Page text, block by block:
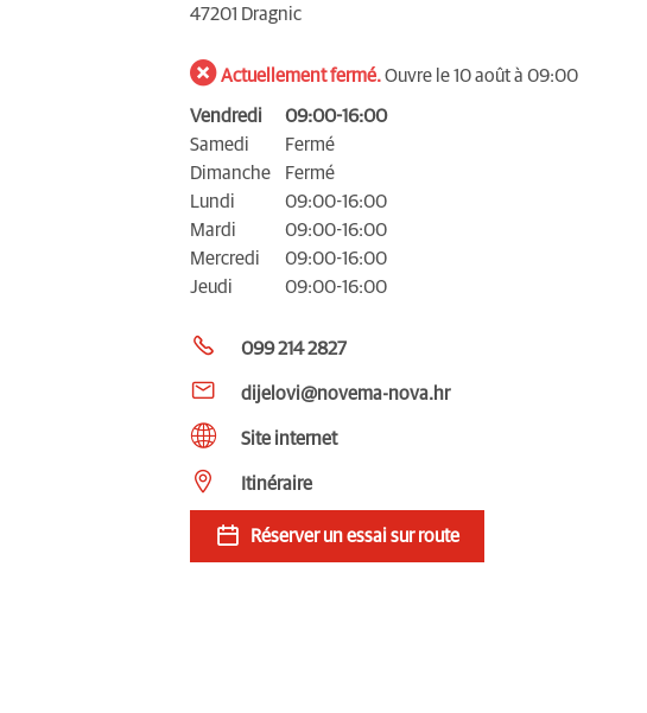
47201 Dragnic
Actuellement fermé.Ouvre le 10 août à 09:00
Vendredi
09:00-16:00
Samedi
Fermé
Dimanche
Fermé
Lundi
09:00-16:00
Mardi
09:00-16:00
Mercredi
09:00-16:00
Jeudi
09:00-16:00
099 214 2827
dijelovi@novema-nova.hr
Site internet
Itinéraire
Réserver un essai sur route